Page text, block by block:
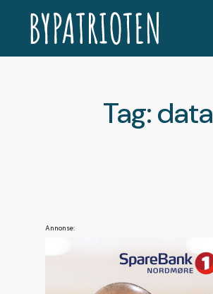
Tag: data
Annonse: